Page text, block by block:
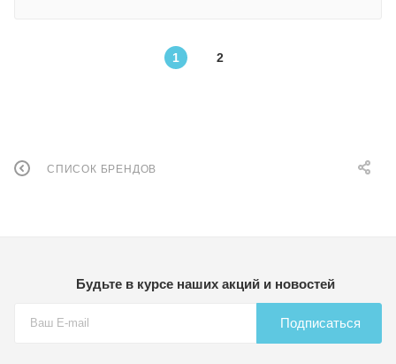
1 2
СПИСОК БРЕНДОВ
Будьте в курсе наших акций и новостей
Подписаться